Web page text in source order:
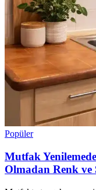
Popüler
Mutfak
Olmadan Renk